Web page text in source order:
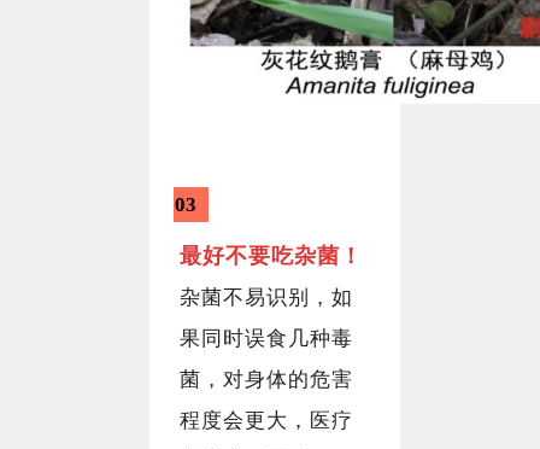
03
最好不要吃杂菌！
杂菌不易识别，如
果同时误食几种毒
菌，对身体的危害
程度会更大，医疗